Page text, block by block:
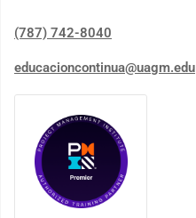
(787) 742-8040
educacioncontinua@uagm.edu